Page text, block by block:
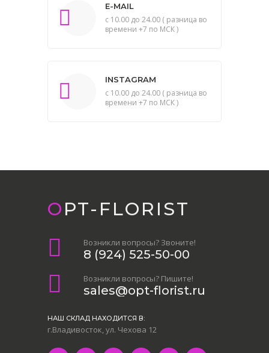
E-MAIL
с 10.00 до 24.00 ( разница во
времени +7 по МСК )
INSTAGRAM
с 10.00 до 24.00 ( разница во
времени +7 по МСК )
OPT-FLORIST
Возникли вопросы? Звоните!
8 (924) 525-50-00
Возникли вопросы? Пишите!
sales@opt-florist.ru
НАШ СКЛАД НАХОДИТСЯ В:
г.Владивосток, ул. Чехова 12